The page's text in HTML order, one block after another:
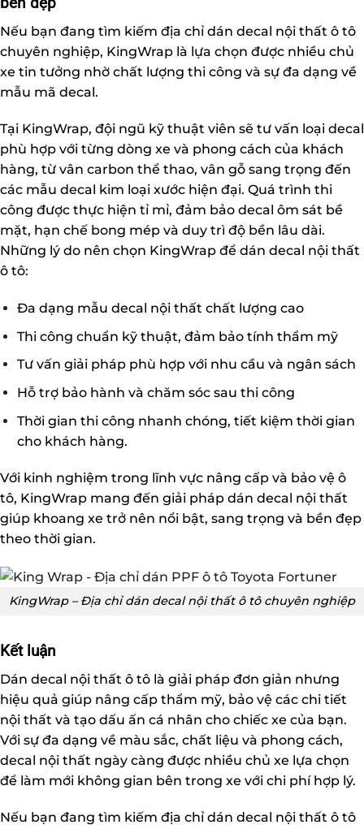
Nếu bạn đang tìm kiếm địa chỉ dán decal nội thất ô tô
chuyên nghiệp, KingWrap là lựa chọn được nhiều chủ
xe tin tưởng nhờ chất lượng thi công và sự đa dạng về
mẫu mã decal.
Tại KingWrap, đội ngũ kỹ thuật viên sẽ tư vấn loại decal
phù hợp với từng dòng xe và phong cách của khách
hàng, từ vân carbon thể thao, vân gỗ sang trọng đến
các mẫu decal kim loại xước hiện đại. Quá trình thi
công được thực hiện tỉ mỉ, đảm bảo decal ôm sát bề
mặt, hạn chế bong mép và duy trì độ bền lâu dài.
Những lý do nên chọn KingWrap để dán decal nội thất
ô tô:
Đa dạng mẫu decal nội thất chất lượng cao
Thi công chuẩn kỹ thuật, đảm bảo tính thẩm mỹ
Tư vấn giải pháp phù hợp với nhu cầu và ngân sách
Hỗ trợ bảo hành và chăm sóc sau thi công
Thời gian thi công nhanh chóng, tiết kiệm thời gian
cho khách hàng.
Với kinh nghiệm trong lĩnh vực nâng cấp và bảo vệ ô
tô, KingWrap mang đến giải pháp dán decal nội thất
giúp khoang xe trở nên nổi bật, sang trọng và bền đẹp
theo thời gian.
KingWrap – Địa chỉ dán decal nội thất ô tô chuyên nghiệp
Kết luận
Dán decal nội thất ô tô là giải pháp đơn giản nhưng
hiệu quả giúp nâng cấp thẩm mỹ, bảo vệ các chi tiết
nội thất và tạo dấu ấn cá nhân cho chiếc xe của bạn.
Với sự đa dạng về màu sắc, chất liệu và phong cách,
decal nội thất ngày càng được nhiều chủ xe lựa chọn
để làm mới không gian bên trong xe với chi phí hợp lý.
Nếu bạn đang tìm kiếm địa chỉ dán decal nội thất ô tô